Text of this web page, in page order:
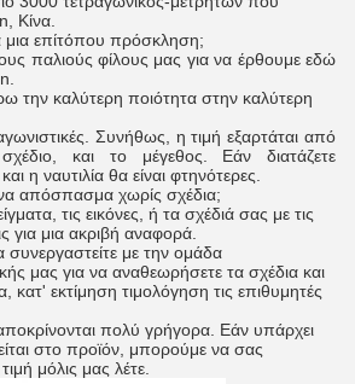
Κίνα.
μια επίτόπου πρόσκληση;
παλιούς φίλους μας για να έρθουμε εδώ
καλύτερη ποιότητα στην καλύτερη
Συνήθως, η τιμή εξαρτάται από
και το μέγεθος. Εάν διατάζετε
η ναυτιλία θα είναι φτηνότερες.
απόσπασμα χωρίς σχέδια;
τις εικόνες, ή τα σχέδιά σας με τις
για μια ακριβή αναφορά.
συνεργαστείτε με την ομάδα
μας για να αναθεωρήσετε τα σχέδια και
κατ' εκτίμηση τιμολόγηση τις επιθυμητές
πολύ γρήγορα. Εάν υπάρχει
στο προϊόν, μπορούμε να σας
μόλις μας λέτε.